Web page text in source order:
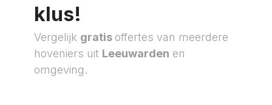
klus!
Vergelijk gratis offertes van meerdere
hoveniers uit Leeuwarden en
omgeving.